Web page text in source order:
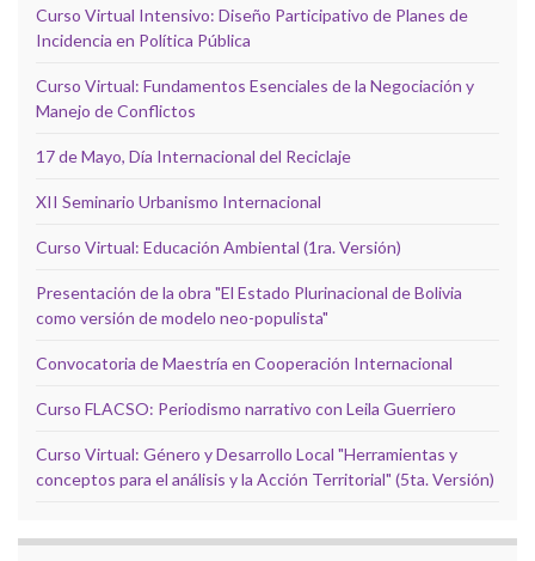
Curso Virtual Intensivo: Diseño Participativo de Planes de
Incidencia en Política Pública
Curso Virtual: Fundamentos Esenciales de la Negociación y
Manejo de Conflictos
17 de Mayo, Día Internacional del Reciclaje
XII Seminario Urbanismo Internacional
Curso Virtual: Educación Ambiental (1ra. Versión)
Presentación de la obra "El Estado Plurinacional de Bolivia
como versión de modelo neo-populista"
Convocatoria de Maestría en Cooperación Internacional
Curso FLACSO: Periodismo narrativo con Leila Guerriero
Curso Virtual: Género y Desarrollo Local "Herramientas y
conceptos para el análisis y la Acción Territorial" (5ta. Versión)